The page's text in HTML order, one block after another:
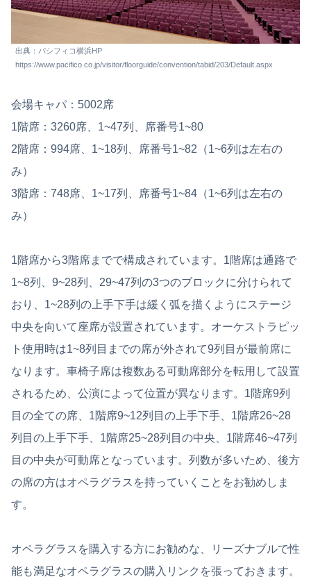
出典：パシフィコ横浜HP
https://www.pacifico.co.jp/visitor/floorguide/convention/tabid/203/Default.aspx
会場キャパ：5002席
1階席：3260席、1~47列、席番号1~80
2階席：994席、1~18列、席番号1~82（1~6列は左右の
み）
3階席：748席、1~17列、席番号1~84（1~6列は左右の
み）
1階席から3階席までで構成されています。1階席は通路で
1~8列、9~28列、29~47列の3つのブロックに分けられて
おり、1~28列の上手下手は緩く弧を描くようにステージ
中央を向いて座席が設置されています。オーケストラピッ
ト使用時は1~8列目までの席が外されて9列目が最前席に
なります。車椅子席は複数ある可動席部分を転用して設置
されるため、公演によって位置が異なります。1階席9列
目の全ての席、1階席9~12列目の上手下手、1階席26~28
列目の上手下手、1階席25~28列目の中央、1階席46~47列
目の中央が可動席となっています。列数が多いため、後方
の席の方はオペラグラスを持っていくことをお勧めしま
す。
オペラグラスを購入する方にお勧めな、リーズナブルで性
能も満足なオペラグラスの購入リンクを張っておきます。